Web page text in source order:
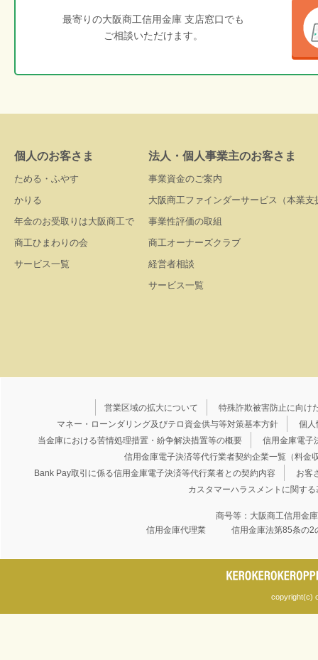
最寄りの大阪商工信用金庫 支店窓口でも
ご相談いただけます。
個人のお客さま
ためる・ふやす
かりる
年金のお受取りは大阪商工で
商工ひまわりの会
サービス一覧
法人・個人事業主のお客さま
事業資金のご案内
大阪商工ファインダーサービス（本業支
事業性評価の取組
商工オーナーズクラブ
経営者相談
サービス一覧
営業区域の拡大について
特殊詐欺被害防止に向け
マネー・ローンダリング及びテロ資金供与等対策基本方針
個人
当金庫における苦情処理措置・紛争解決措置等の概要
信用金庫電子
信用金庫電子決済等代行業者契約企業一覧（料金
Bank Pay取引に係る信用金庫電子決済等代行業者との契約内容
お客
カスタマーハラスメントに関す
商号等：大阪商工信用
信用金庫代理業 信用金庫法第85条の2
copyright(c)